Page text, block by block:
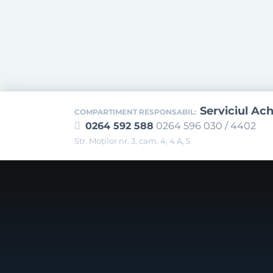
COMPARTIMENT RESPONSABIL: Serviciul
0264 592 588 0264 596 030 / 4402
Str. Moţilor nr. 3, cam. 4, 4 A, 5